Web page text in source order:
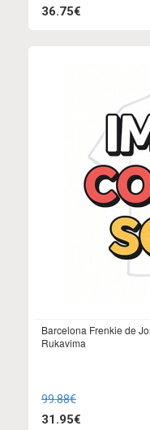
36.75€
Barcelona Frenkie de
Rukavima
99.88€
31.95€